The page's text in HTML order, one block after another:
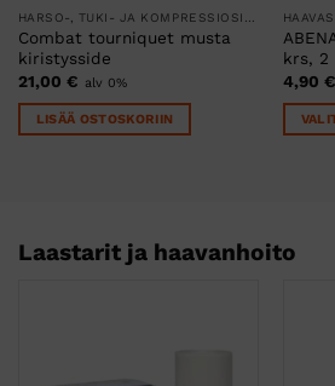
Combat tourniquet musta
kiristysside
21,00 € alv 0%
LISÄÄ OSTOSKORIIN
krs, 2
4,90 €
Laastarit ja haavanhoito